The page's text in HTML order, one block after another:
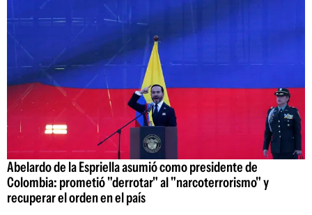
Abelardo de la Espriella asumió como presidente de
Colombia: prometió "derrotar" al "narcoterrorismo" y
recuperar el orden en el país